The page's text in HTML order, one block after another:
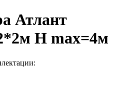
Атлант
Н max=4м